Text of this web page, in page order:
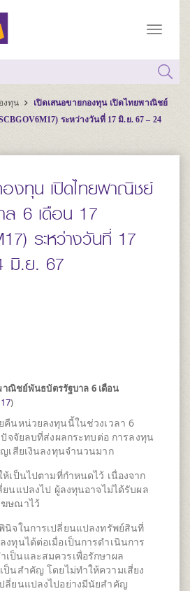
งทุน
เปิดเสนอขายกองทุน เปิดไทยพาณิชย์
ระหว่างวันที่ 17 มิ.ย. 67 – 24
องทุน เปิดไทยพาณิชย์
6 เดือน 17
ระหว่างวันที่ 17
มิ.ย. 67
ณิชย์พันธบัตรรัฐบาล 6 เดือน
)
คืนหน่วยลงทุนนี้ในช่วงเวลา 6
จจัยลบที่ส่งผลกระทบต่อ การลงทุน
เสียเงินลงทุนจำนวนมาก
เป็นไปตามที่กำหนดไว้ เนื่องจาก
นแปลงไป ผู้ลงทุนอาจไม่ได้รับผล
ษณาไว้
นิจในการเปลี่ยนแปลงทรัพย์สินที่
ทุนได้ต่อเมื่อเป็นการดำเนินการ
ป็นและสมควรเพื่อรักษาผล
นสำคัญ โดยไม่ทำให้ความเสี่ยง
ลี่ยนแปลงไปอย่างมีนัยสำคัญ